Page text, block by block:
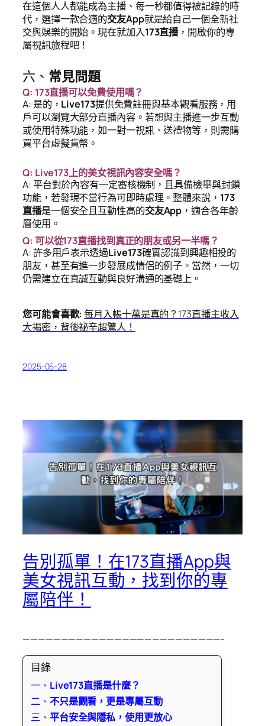
在這個人人都能成為主播、每一秒都值得被記錄的時
代，選擇一款合適的交友App就是給自己一個全新社
交與娛樂的開始。現在就加入173直播，開啟你的專
屬視訊旅程吧！
六、 常見問題
Q: 173直播可以免費使用嗎？
A: 是的， Live173提供免費註冊與基本觀看服務，用
戶可以瀏覽大部分直播內容。若想與主播進一步互動
或使用特殊功能，如一對一視訊、送禮物等，則需購
買平台虛擬貨幣。
Q: Live173上的美女視訊內容安全嗎？
A: 平台對於內容有一定審核機制，且具備檢舉與封鎖
功能，若發現不當行為可即時處理。整體來說， 173
直播是一個安全且互動性高的交友App ，適合各年齡
層使用。
Q: 可以從173直播找到真正的朋友或另一半嗎？
A: 許多用戶表示透過Live173確實認識到興趣相投的
朋友，甚至有進一步發展成情侶的例子。當然，一切
仍需建立在真誠互動與良好溝通的基礎上。
您可能會喜歡:每月入帳十萬是真的？173直播主收入
大揭密，背後祕辛超驚人！
2025-05-28
告別孤單！在173直播App與
美女視訊互動，找到你的專
屬陪伴！
——————————————————————————-
目錄
一、 Live173直播是什麼？
二、 不只是觀看，更是專屬互動
三、 平台安全與隱私，使用更放心